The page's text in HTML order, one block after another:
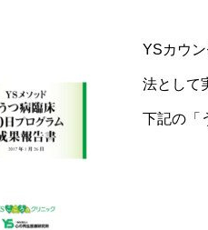
YSカウ
法として
下記の「